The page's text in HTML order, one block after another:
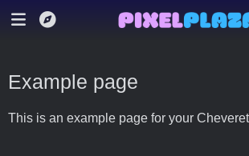
Example page
This is an example page for your